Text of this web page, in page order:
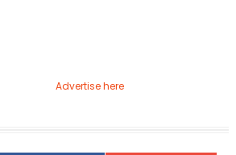
Advertise here